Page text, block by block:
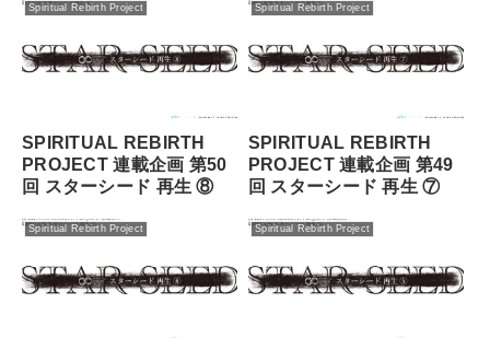
Spiritual Rebirth Project
SPIRITUAL REBIRTH
PROJECT 連載企画 第50
回 スターシード 再⽣ ⑧
Spiritual Rebirth Project
SPIRITUAL REBIRTH
PROJECT 連載企画 第49
回 スターシード 再⽣ ⑦
Spiritual Rebirth Project Spiritual Rebirth Project